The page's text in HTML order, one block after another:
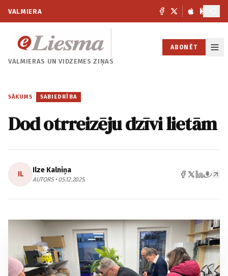
VALMIERA
VALMIERAS UNVIDZEMES ZIŅAS
ABONĒT
SĀKUMS / SABIEDRĪBA
Dod otrreizēju dzīvi lietām
IL Ilze Kalniņa
AUTORS • 05.12.2025.